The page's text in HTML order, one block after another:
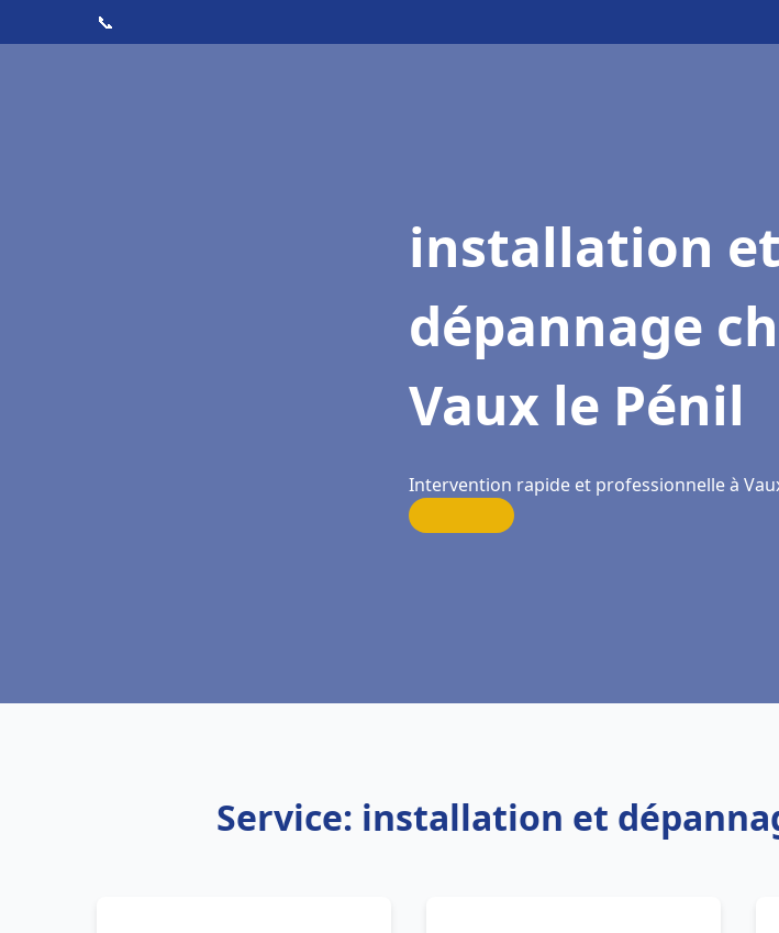
📞
installation et
dépannage
Vaux le Pénil
Intervention rapide et professionnelle à
Service: installation et